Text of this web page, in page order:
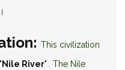
This civilization
'Nile River'
. The Nile